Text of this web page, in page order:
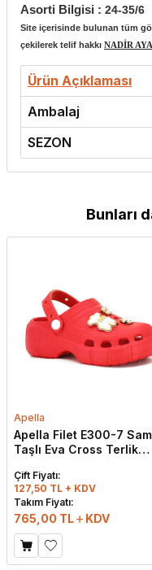
Asorti Bilgisi : 24-35/6
Site içerisinde bulunan tüm
çekilerek telif hakkı NADİR
Ürün Açıklaması
Ambalaj
SEZON
Bunları
Apella
Apella Filet E300-7
Taşlı Eva Cross Terlik
Çift Fiyatı:
127,50 TL + KDV
Takım Fiyatı:
765,00 TL KDV